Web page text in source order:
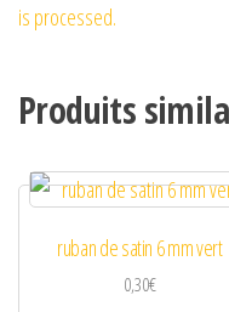
is processed.
Produits
ruban de satin 6 mm vert
0,30€